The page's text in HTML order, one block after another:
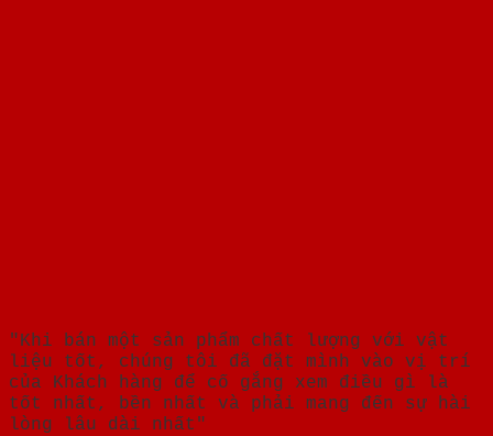
"Khi bán một sản phẩm chất lượng với vật
liệu tốt, chúng tôi đã đặt mình vào vị trí
của Khách hàng để cố gắng xem điều gì là
tốt nhất, bền nhất và phải mang đến sự hài
lòng lâu dài nhất"